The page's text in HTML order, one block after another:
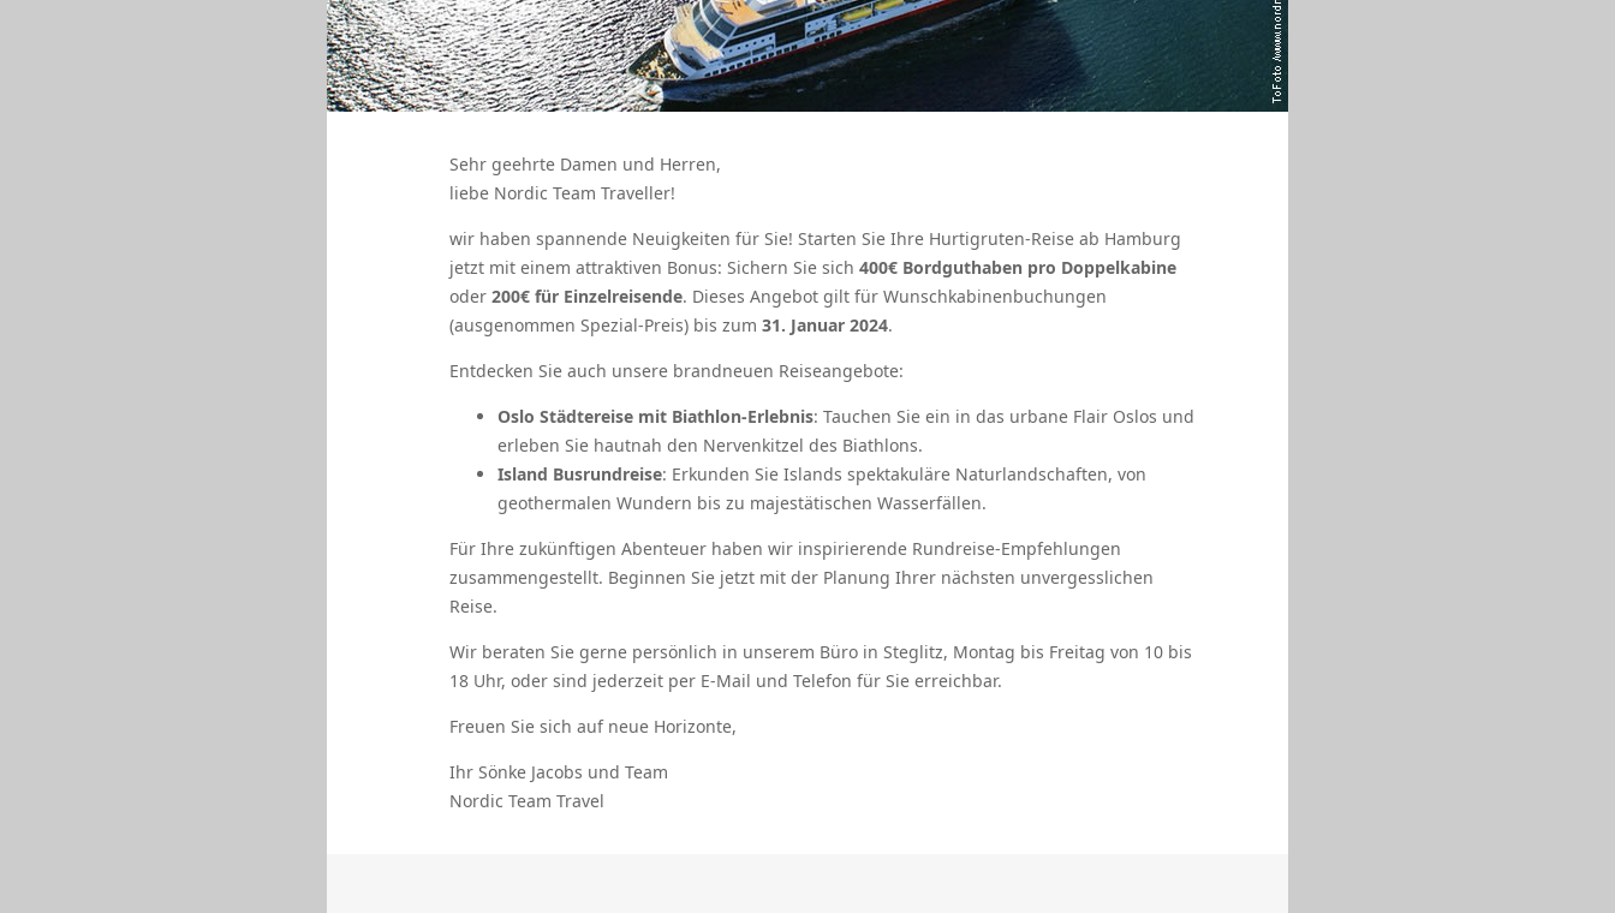
Sehr geehrte Damen und Herren,
liebe Nordic Team Traveller!
wir haben spannende Neuigkeiten für Sie! Starten Sie Ihre Hurtigruten-Reise ab Hamburg
jetzt mit einem attraktiven Bonus: Sichern Sie sich 400€ Bordguthaben pro Doppelkabine
oder 200€ für Einzelreisende. Dieses Angebot gilt für Wunschkabinenbuchungen
(ausgenommen Spezial-Preis) bis zum 31. Januar 2024.
Entdecken Sie auch unsere brandneuen Reiseangebote:
Oslo Städtereise mit Biathlon-Erlebnis: Tauchen Sie ein in das urbane Flair Oslos und
erleben Sie hautnah den Nervenkitzel des Biathlons.
Island Busrundreise: Erkunden Sie Islands spektakuläre Naturlandschaften, von
geothermalen Wundern bis zu majestätischen Wasserfällen.
Für Ihre zukünftigen Abenteuer haben wir inspirierende Rundreise-Empfehlungen
zusammengestellt. Beginnen Sie jetzt mit der Planung Ihrer nächsten unvergesslichen
Reise.
Wir beraten Sie gerne persönlich in unserem Büro in Steglitz, Montag bis Freitag von 10 bis
18 Uhr, oder sind jederzeit per E-Mail und Telefon für Sie erreichbar.
Freuen Sie sich auf neue Horizonte,
Ihr Sönke Jacobs und Team
Nordic Team Travel